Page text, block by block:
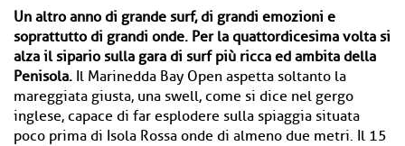
Un altro anno di grande surf, di grandi emozioni e
soprattutto di grandi onde. Per la quattordicesima volta si
alza il sipario sulla gara di surf più ricca ed ambita della
Penisola. Il Marinedda Bay Open aspetta soltanto la
mareggiata giusta, una swell, come si dice nel gergo
inglese, capace di far esplodere sulla spiaggia situata
poco prima di Isola Rossa onde di almeno due metri. Il 15